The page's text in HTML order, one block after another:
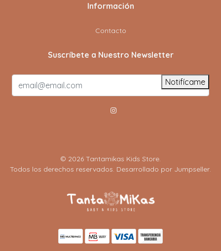
Información
Contacto
Suscríbete a Nuestro Newsletter
Notifícame
© 2026 Tantamikas Kids Store.
Todos los derechos reservados. Desarrollado por Jumpseller.